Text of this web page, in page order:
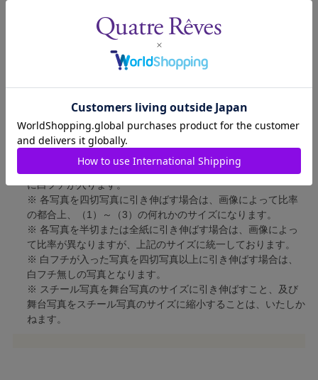
短辺 217mm × 長辺 305mm
短辺 213mm × 長辺 305mm
全紙写真
短辺 402mm × 長辺 559mm
写真のサイズにつきまして、下記の件も併せてご了承ください。
※ 宝塚大劇場および新人公演の舞台写真につきましては、4辺
に白フチが入ります。
※ 各写真を四切写真に引き伸ばす場合は、画像によって比率
の都合上、（1）～（3）の何れかのサイズになります。
※ 各写真を半切または全紙に引き伸ばす場合は、画像によっ
て比率が異なりますが、上記のサイズに統一しております。
※ 白フチが入った写真を四切写真以上に引き伸ばす場合は、
白フチ無しの写真となります。
※ スチール写真を舞台写真のサイズに引き伸ばすこと、及び
舞台写真をスチール写真のサイズに縮小することは、いたしか
ねます。